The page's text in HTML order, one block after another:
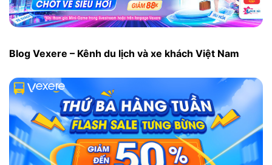
Blog Vexere – Kênh du lịch và xe khách Việt Nam